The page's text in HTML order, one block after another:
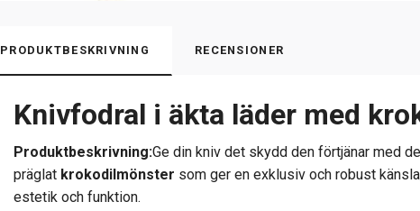
PRODUKTBESKRIVNING RECENSIONER
Knivfodral i äkta läder med
Produktbeskrivning:Ge din kniv det skydd den förtjänar med
präglat krokodilmönster som ger en exklusiv och robust
estetik och funktion.